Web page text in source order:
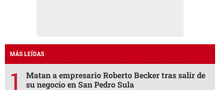
MÁS LEÍDAS
Matan a empresario Roberto Becker tras salir de
su negocio en San Pedro Sula